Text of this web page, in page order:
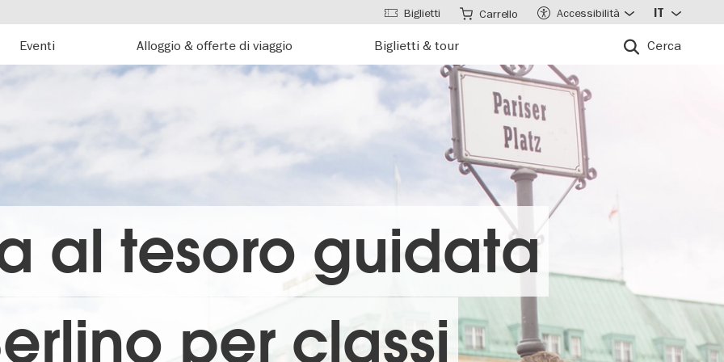
Eventi Alloggio & offerte di viaggio Biglietti & tour Cerca
Biglietti Carrello Accessibilità IT
al tesoro guidata
per classi